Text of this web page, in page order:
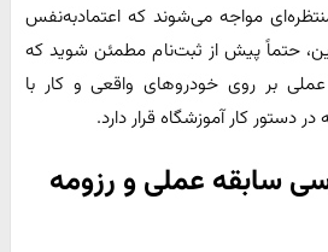
مواجه می‌شوند که اعتمادبه‌نفس
حتماً پیش از ثبت‌نام مطمئن شوید که
بر روی خودروهای واقعی و کار با
دستور کار آموزشگاه قرار دارد.
سابقه عملی و رزومه